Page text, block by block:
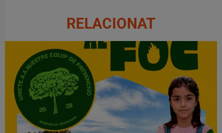
RELACIONAT